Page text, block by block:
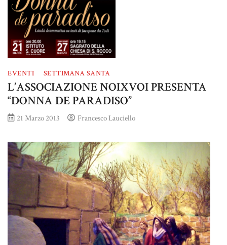
EVENTI SETTIMANA SANTA
L’ASSOCIAZIONE NOIXVOI PRESENTA
“DONNA DE PARADISO”
21 Marzo 2013 Francesco Lauciello